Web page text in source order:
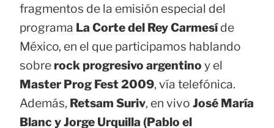
fragmentos de la emisión especial del
programa La Corte del Rey Carmesíde
México, en el que participamos hablando
sobre rock progresivo argentino y el
Master Prog Fest 2009, vía telefónica.
Además, Retsam Suriv, en vivo José María
Blanc y Jorge Urquilla (Pablo el